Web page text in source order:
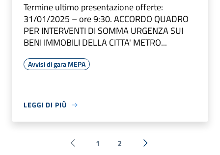
Termine ultimo presentazione offerte:
31/01/2025 – ore 9:30. ACCORDO QUADRO
PER INTERVENTI DI SOMMA URGENZA SUI
BENI IMMOBILI DELLA CITTA' METRO...
Avvisi di gara MEPA
LEGGI DI PIÙ
Pagina precedente
1 2 Successiva »